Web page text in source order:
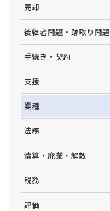
売却
後継者問題・跡取り問題
手続き・契約
支援
業種
法務
清算・廃業・解散
税務
評価